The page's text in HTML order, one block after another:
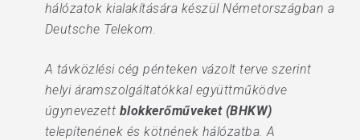
hálózatok kialakítására készül Németországban a
Deutsche Telekom.
A távközlési cég pénteken vázolt terve szerint
helyi áramszolgáltatókkal együttműködve
úgynevezett blokkerőműveket (BHKW)
telepítenének és kötnének hálózatba. A